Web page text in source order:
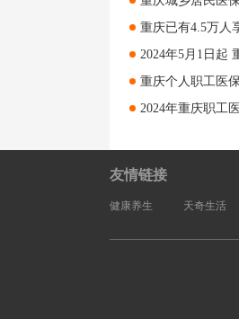
友情链接
健康养生 天奇生活